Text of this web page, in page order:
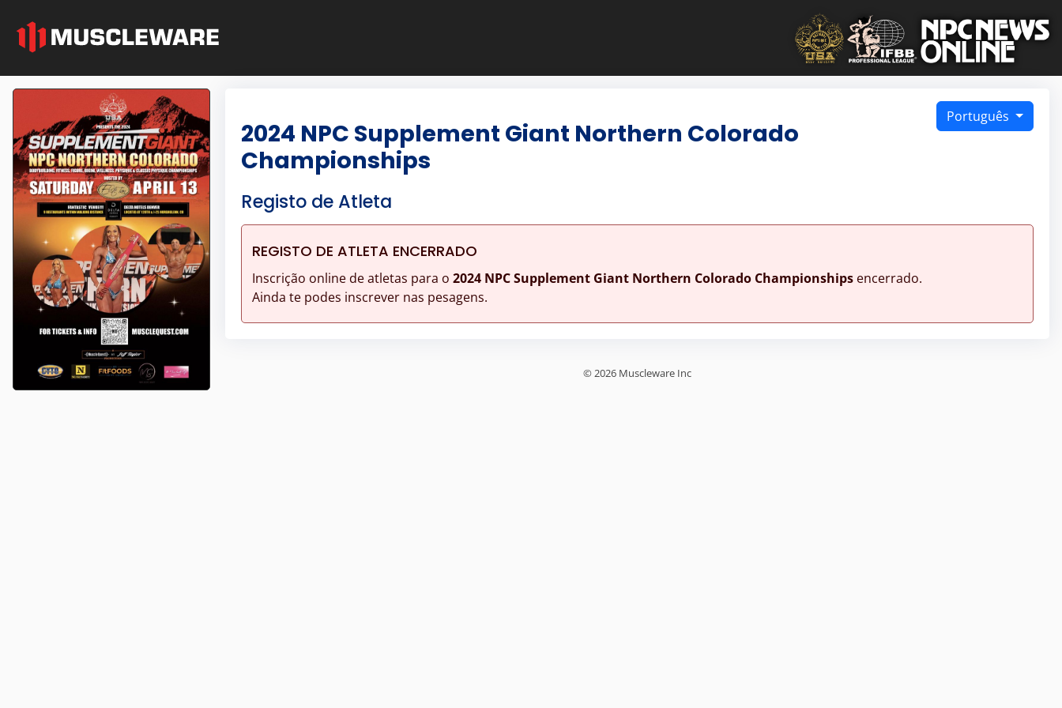
Português
2024 NPC Supplement Giant Northern Colorado
Championships
Registo de Atleta
REGISTO DE ATLETA ENCERRADO
Inscrição online de atletas para o 2024 NPC Supplement Giant Northern Colorado Championshipsencerrado.
Ainda te podes inscrever nas pesagens.
© 2026 Muscleware Inc